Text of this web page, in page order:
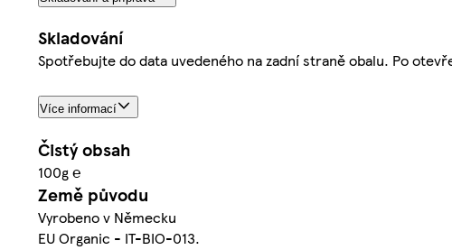
Skladování
Spotřebujte do data uvedeného na zadní straně obalu. Po
Více informací
Čistý obsah
100g ℮
Země původu
Vyrobeno v Německu
EU Organic - IT-BIO-013.